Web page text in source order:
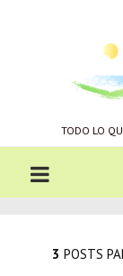
TODO LO
3 POSTS